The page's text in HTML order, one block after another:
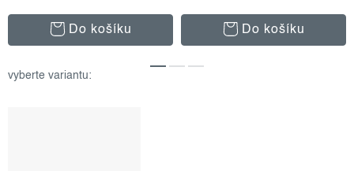
Do košíku Do košíku